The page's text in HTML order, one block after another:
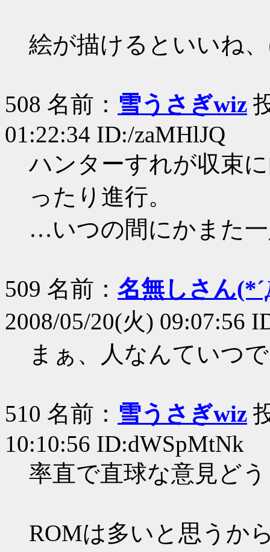
絵が描けるといいね
508 名前： 雪うさぎwiz
01:22:34 ID:/zaMHlJQ
ハンターすれが収束
ったり進行。
…いつの間にかまた
509 名前： 名無しさん
2008/05/20(火) 09:07:56
まぁ、人なんていつ
510 名前： 雪うさぎwiz
10:10:56 ID:dWSpMtNk
率直で直球な意見ど
ROMは多いと思うか